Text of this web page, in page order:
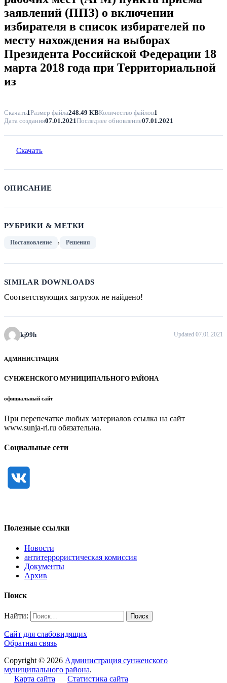
заявлений (ППЗ) о включении
избирателя в список избирателей по
месту нахождения на выборах
Президента Российской Федерации 18
марта 2018 года при Территориальной
из
Скачать1Размер файла248.49 KBКоличество файлов1
Дата создания07.01.2021Последнее обновление07.01.2021
Скачать
ОПИСАНИЕ
РУБРИКИ & МЕТКИ
Постановление , Решения
SIMILAR DOWNLOADS
Соответствующих загрузок не найдено!
kj99h Updated 07.01.2021
АДМИНИСТРАЦИЯ
СУНЖЕНСКОГО МУНИЦИПАЛЬНОГО РАЙОНА
официальный сайт
При перепечатке любых материалов ссылка на сайт
www.sunja-ri.ru обязательна.
Социальные сети
Полезные ссылки
Новости
антитеррористическая комиссия
Документы
Архив
Поиск
Найти:
Сайт для слабовидящих
Обратная связь
Copyright © 2026 Администрация сунженского
муниципального района.
Карта сайта
Статистика сайта